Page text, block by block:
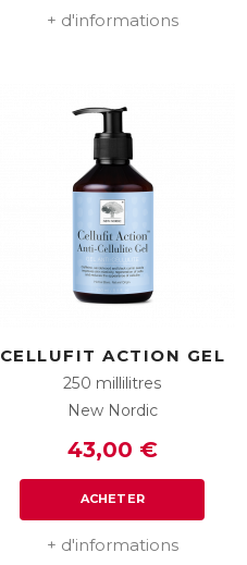
+ d'informations
CELLUFIT ACTION GEL
250 millilitres
New Nordic
43,00 €
ACHETER
+ d'informations